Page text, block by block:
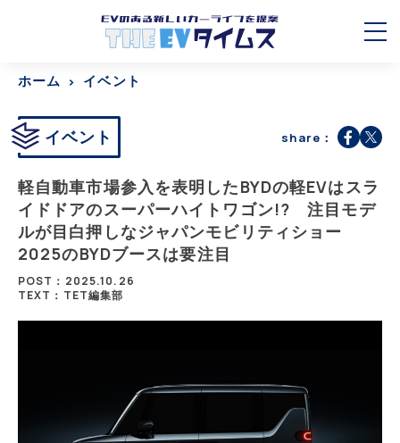
ホーム イベント
イベント share：
軽自動車市場参入を表明したBYDの軽EVはスラ
イドドアのスーパーハイトワゴン!? 注目モデ
ルが目白押しなジャパンモビリティショー
2025のBYDブースは要注目
POST：2025.10.26
TEXT：TET編集部